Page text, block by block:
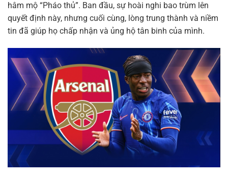
hâm mộ “Pháo thủ”. Ban đầu, sự hoài nghi bao trùm lên
quyết định này, nhưng cuối cùng, lòng trung thành và niềm
tin đã giúp họ chấp nhận và ủng hộ tân binh của mình.